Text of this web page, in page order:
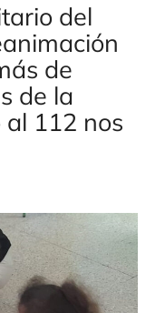
del
de
de la
al 112 nos